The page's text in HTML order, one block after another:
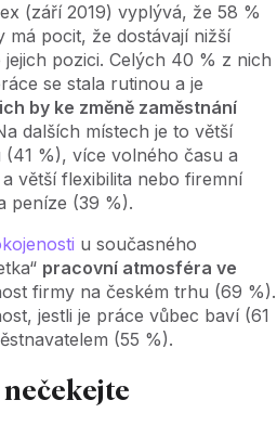
(září 2019) vyplývá, že 58 %
má pocit, že dostávají nižší
pozici. Celých 40 % z nich
se stala rutinou a je
by ke změně zaměstnání
dalších místech je to větší
%), více volného času a
větší flexibilita nebo firemní
peníze (39 %).
u současného
pracovní atmosféra ve
firmy na českém trhu (69 %).
jestli je práce vůbec baví (61
(55 %).